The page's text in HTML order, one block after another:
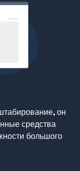
он
средства
большого